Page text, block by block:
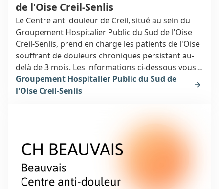
de l'Oise Creil-Senlis
Le Centre anti douleur de Creil, situé au sein du
Groupement Hospitalier Public du Sud de l'Oise
Creil-Senlis, prend en charge les patients de l'Oise
souffrant de douleurs chroniques persistant au-
delà de 3 mois. Les informations ci-dessous vous
orienteront vers un spécialiste de la douleur à
Creil.
Groupement Hospitalier Public du Sud de
l'Oise Creil-Senlis